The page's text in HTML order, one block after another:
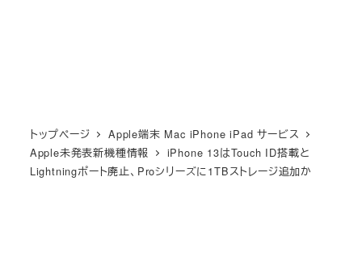
トップページ
Apple端末 Mac iPhone iPad サービス
Apple未発表新機種情報
iPhone 13はTouch ID搭載と
Lightningポート廃止、Proシリーズに1TBストレージ追加か